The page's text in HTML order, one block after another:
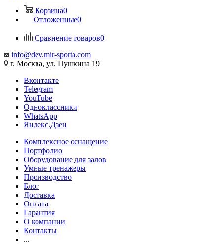
Корзина0
Отложенные0
Сравнение товаров0
info@dev.mir-sporta.com
г. Москва, ул. Пушкина 19
Вконтакте
Telegram
YouTube
Одноклассники
WhatsApp
Яндекс.Дзен
Комплексное оснащение
Портфолио
Оборудование для залов
Умные тренажеры
Производство
Блог
Доставка
Оплата
Гарантия
О компании
Контакты
...